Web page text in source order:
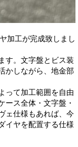
加工が完成致しまし
す。文字盤とビス装
かしながら、地金部
って加工範囲を自由
ース全体・文字盤・
ェ仕様もあれば、今
イヤを配置する仕様